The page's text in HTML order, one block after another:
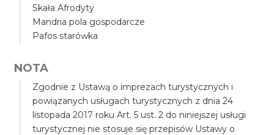
Skała Afrodyty
Mandria pola gospodarcze
Pafos starówka
NOTA
Zgodnie z Ustawą o imprezach turystycznych i
powiązanych usługach turystycznych z dnia 24
listopada 2017 roku Art. 5 ust. 2 do niniejszej usługi
turystycznej nie stosuje się przepisów Ustawy o